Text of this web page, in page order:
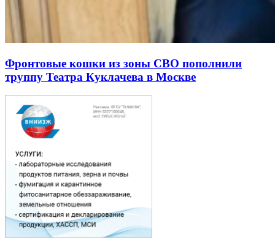
Фронтовые кошки из зоны СВО пополнили
труппу Театра Куклачева в Москве